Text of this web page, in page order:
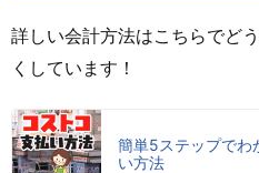
詳しい会計方法はこちらでど
くしています！
簡単5ステップでわ
い方法